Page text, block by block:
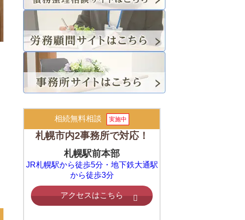
相続無料相談 実施中
札幌市内2事務所で対応！
札幌駅前本部
JR札幌駅から徒歩5分・地下鉄大通駅
から徒歩3分
アクセスはこちら